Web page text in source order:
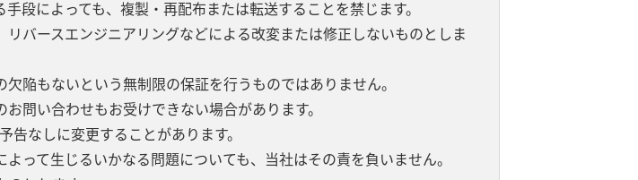
段によっても、複製・再配布または転送することを禁じます。
バースエンジニアリングなどによる改変または修正しないものとしま
陥もないという無制限の保証を行うものではありません。
問い合わせもお受けできない場合があります。
なしに変更することがあります。
って生じるいかなる問題についても、当社はその責を負いません。